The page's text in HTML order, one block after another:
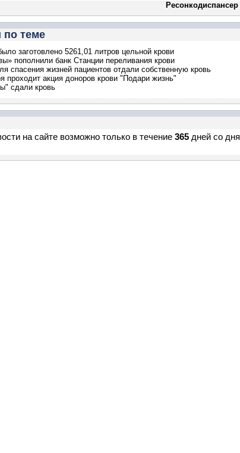
по теме
заготовлено 5261,01 литров цельной крови
пополнили банк Станции переливания крови
спасения жизней пациентов отдали собственную кровь
проходит акция доноров крови "Подари жизнь"
сдали кровь
на сайте возможно только в течение 365 дней со дня